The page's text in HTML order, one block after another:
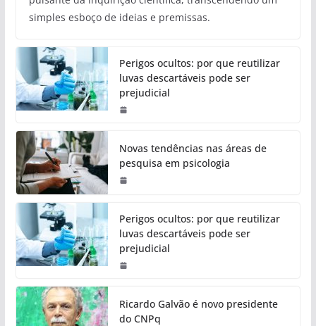
simples esboço de ideias e premissas.
Perigos ocultos: por que reutilizar
luvas descartáveis pode ser
prejudicial
Novas tendências nas áreas de
pesquisa em psicologia
Perigos ocultos: por que reutilizar
luvas descartáveis pode ser
prejudicial
Ricardo Galvão é novo presidente
do CNPq